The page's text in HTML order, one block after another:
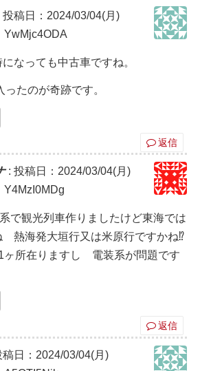
投稿日：2024/03/04(月)
YwMjc4ODA
なっても中古車ですね。
たのが奇跡です。
返信
: 投稿日：2024/03/04(月)
Y4MzI0MDg
で観光列車作りましたけど東海では
熱海発大垣行又は米原行ですかね⁉️
ヶ所在りますし 電装系が問題です
返信
稿日：2024/03/04(月)